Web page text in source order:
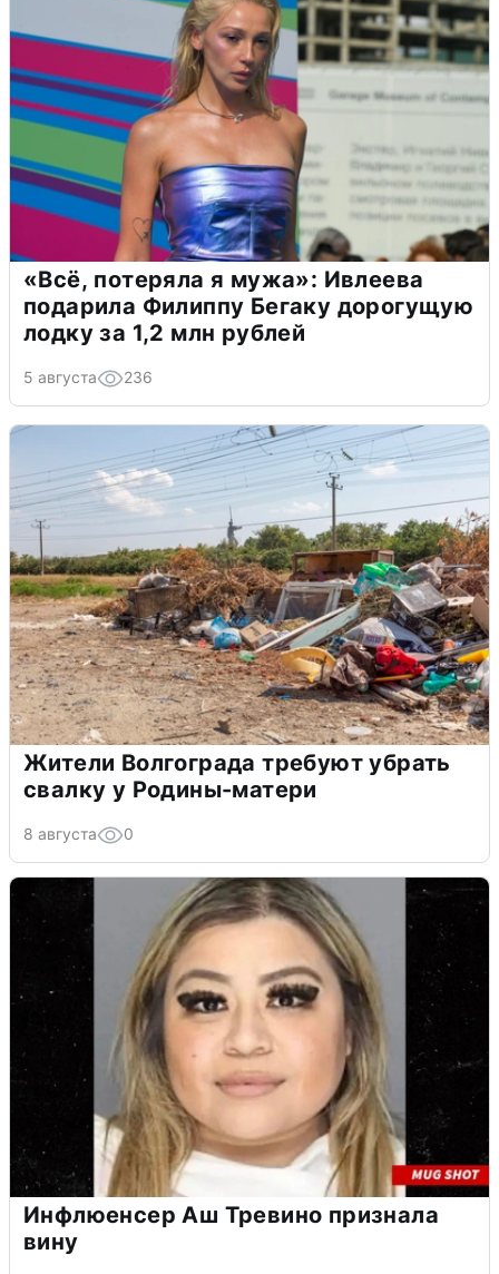
«Всё, потеряла я мужа»: Ивлеева
подарила Филиппу Бегаку дорогущую
лодку за 1,2 млн рублей
5 августа 236
Жители Волгограда требуют убрать
свалку у Родины-матери
8 августа 0
Инфлюенсер Аш Тревино признала
вину